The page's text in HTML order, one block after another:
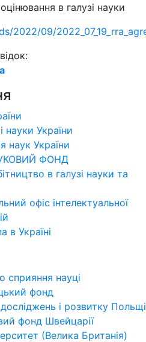
в галузі науки
2022/09/
науки України
наук України
ФОНД
в галузі науки та
офіс інтелектуальної
в Україні
сприяння науці
фонд
і розвитку Польщі
фонд Швейцарії
(Велика Британія)